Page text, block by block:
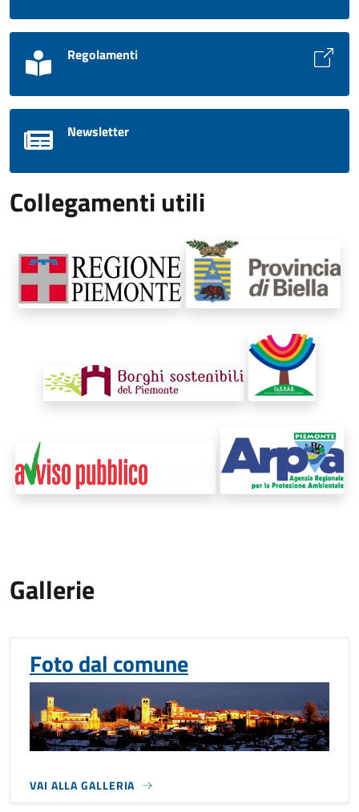
Regolamenti
Newsletter
Collegamenti utili
Gallerie
Foto dal comune
VAI ALLA GALLERIA